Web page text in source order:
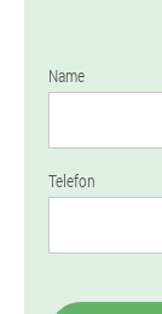
Name
Telefon